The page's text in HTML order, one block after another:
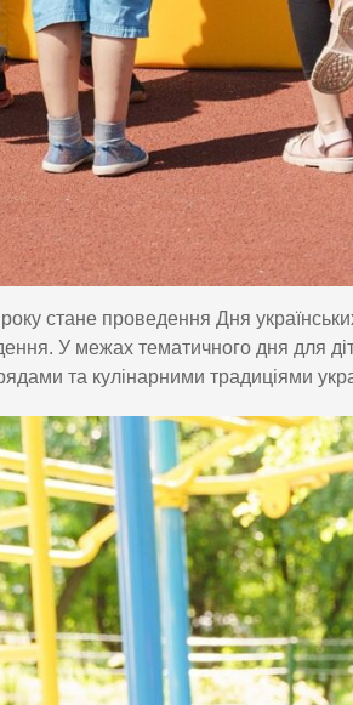
стане проведення Дня
У межах тематичного дня для
та кулінарними традиціями